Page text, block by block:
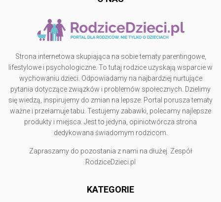
Strona internetowa skupiająca na sobie tematy parentingowe,
lifestylowe i psychologiczne. To tutaj rodzice uzyskają wsparcie w
wychowaniu dzieci. Odpowiadamy na najbardziej nurtujące
pytania dotyczące związków i problemów społecznych. Dzielimy
się wiedzą, inspirujemy do zmian na lepsze. Portal porusza tematy
ważne i przełamuje tabu. Testujemy zabawki, polecamy najlepsze
produkty i miejsca. Jest to jedyna, opiniotwórcza strona
dedykowana świadomym rodzicom.
Zapraszamy do pozostania z nami na dłużej. Zespół
RodziceDzieci.pl
KATEGORIE